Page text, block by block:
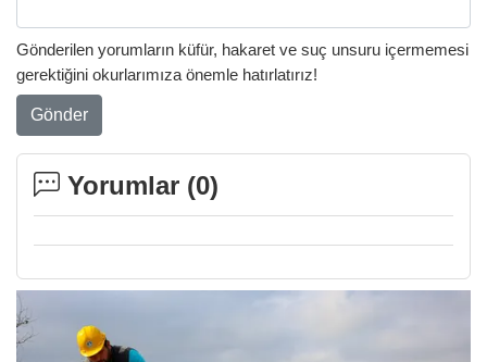
Gönderilen yorumların küfür, hakaret ve suç unsuru içermemesi
gerektiğini okurlarımıza önemle hatırlatırız!
Gönder
Yorumlar (0)